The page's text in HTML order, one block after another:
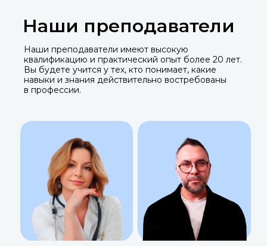
Наши преподаватели
Наши преподаватели имеют высокую
квалификацию и практический опыт более 20 лет.
Вы будете учится у тех, кто понимает, какие
навыки и знания действительно востребованы
в профессии.